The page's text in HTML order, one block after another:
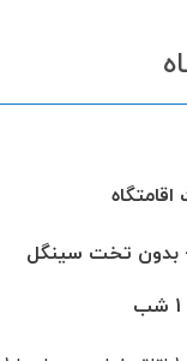
1 شب